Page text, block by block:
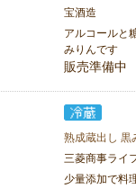
宝酒造
アルコールと
みりんです
販売準備中
熟成蔵出し 黒
三菱商事ライ
少量添加で料